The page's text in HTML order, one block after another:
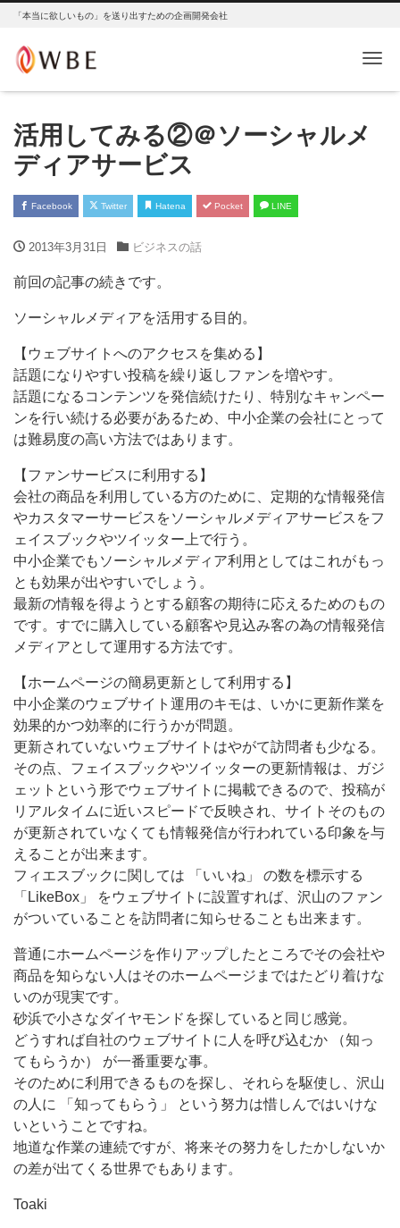
「本当に欲しいもの」を送り出すための企画開発会社
活用してみる②＠ソーシャルメ
ディアサービス
Facebook Twitter Hatena Pocket LINE
2013年3月31日 ビジネスの話
前回の記事の続きです。
ソーシャルメディアを活用する目的。
【ウェブサイトへのアクセスを集める】
話題になりやすい投稿を繰り返しファンを増やす。
話題になるコンテンツを発信続けたり、特別なキャンペー
ンを行い続ける必要があるため、中小企業の会社にとって
は難易度の高い方法ではあります。
【ファンサービスに利用する】
会社の商品を利用している方のために、定期的な情報発信
やカスタマーサービスをソーシャルメディアサービスをフ
ェイスブックやツイッター上で行う。
中小企業でもソーシャルメディア利用としてはこれがもっ
とも効果が出やすいでしょう。
最新の情報を得ようとする顧客の期待に応えるためのもの
です。すでに購入している顧客や見込み客の為の情報発信
メディアとして運用する方法です。
【ホームページの簡易更新として利用する】
中小企業のウェブサイト運用のキモは、いかに更新作業を
効果的かつ効率的に行うかが問題。
更新されていないウェブサイトはやがて訪問者も少なる。
その点、フェイスブックやツイッターの更新情報は、ガジ
ェットという形でウェブサイトに掲載できるので、投稿が
リアルタイムに近いスピードで反映され、サイトそのもの
が更新されていなくても情報発信が行われている印象を与
えることが出来ます。
フィエスブックに関しては 「いいね」 の数を標示する
「LikeBox」 をウェブサイトに設置すれば、沢山のファン
がついていることを訪問者に知らせることも出来ます。
普通にホームページを作りアップしたところでその会社や
商品を知らない人はそのホームページまではたどり着けな
いのが現実です。
砂浜で小さなダイヤモンドを探していると同じ感覚。
どうすれば自社のウェブサイトに人を呼び込むか （知っ
てもらうか） が一番重要な事。
そのために利用できるものを探し、それらを駆使し、沢山
の人に 「知ってもらう」 という努力は惜しんではいけな
いということですね。
地道な作業の連続ですが、将来その努力をしたかしないか
の差が出てくる世界でもあります。
Toaki